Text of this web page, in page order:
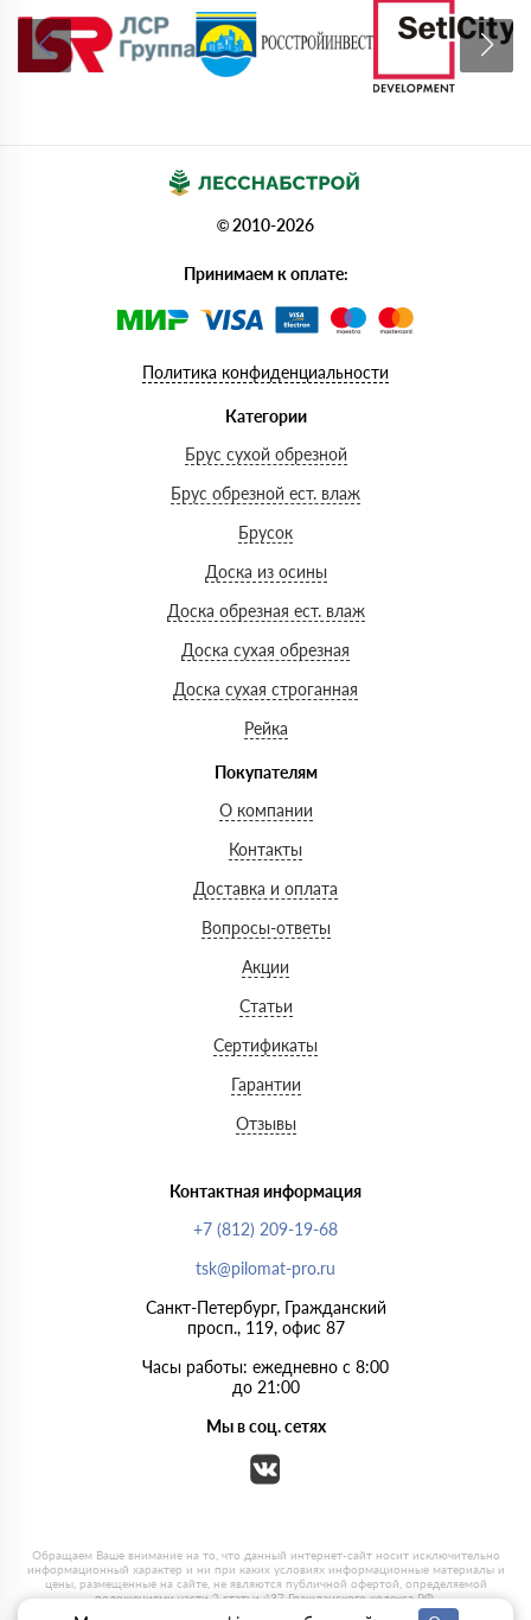
© 2010-2026
Принимаем к оплате:
Политика конфиденциальности
Категории
Брус сухой обрезной
Брус обрезной ест. влаж
Брусок
Доска из осины
Доска обрезная ест. влаж
Доска сухая обрезная
Доска сухая строганная
Рейка
Покупателям
О компании
Контакты
Доставка и оплата
Вопросы-ответы
Акции
Статьи
Сертификаты
Гарантии
Отзывы
Контактная информация
+7 (812) 209-19-68
tsk@pilomat-pro.ru
Санкт-Петербург, Гражданский
просп., 119, офис 87
Часы работы: ежедневно с 8:00
до 21:00
Мы в соц. сетях